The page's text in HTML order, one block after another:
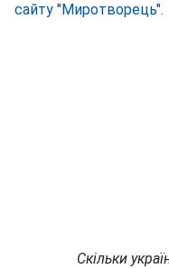
сайту "Миротворець".
Скільки